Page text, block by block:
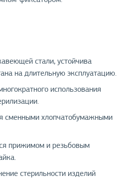
стали, устойчива
на длительную эксплуатацию.
использования
сменными хлопчатобумажными
прижимом и резьбовым
стерильности изделий